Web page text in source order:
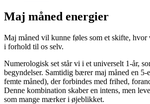
Maj måned energier
Maj måned vil kunne føles som et skifte,
i forhold til os selv.
Numerologisk set står vi i et universelt 1-år,
begyndelser. Samtidig bærer maj måned en 5-
femte måned), der forbindes med frihed,
Denne kombination skaber en intens, men
som mange mærker i øjeblikket.